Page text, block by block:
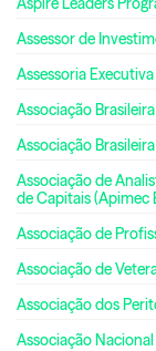
Assessor de
Assessoria Executiva
Associação
Associação
Associação de
de Capitais (Apimec
Associação de
Associação de
Associação dos
Associação